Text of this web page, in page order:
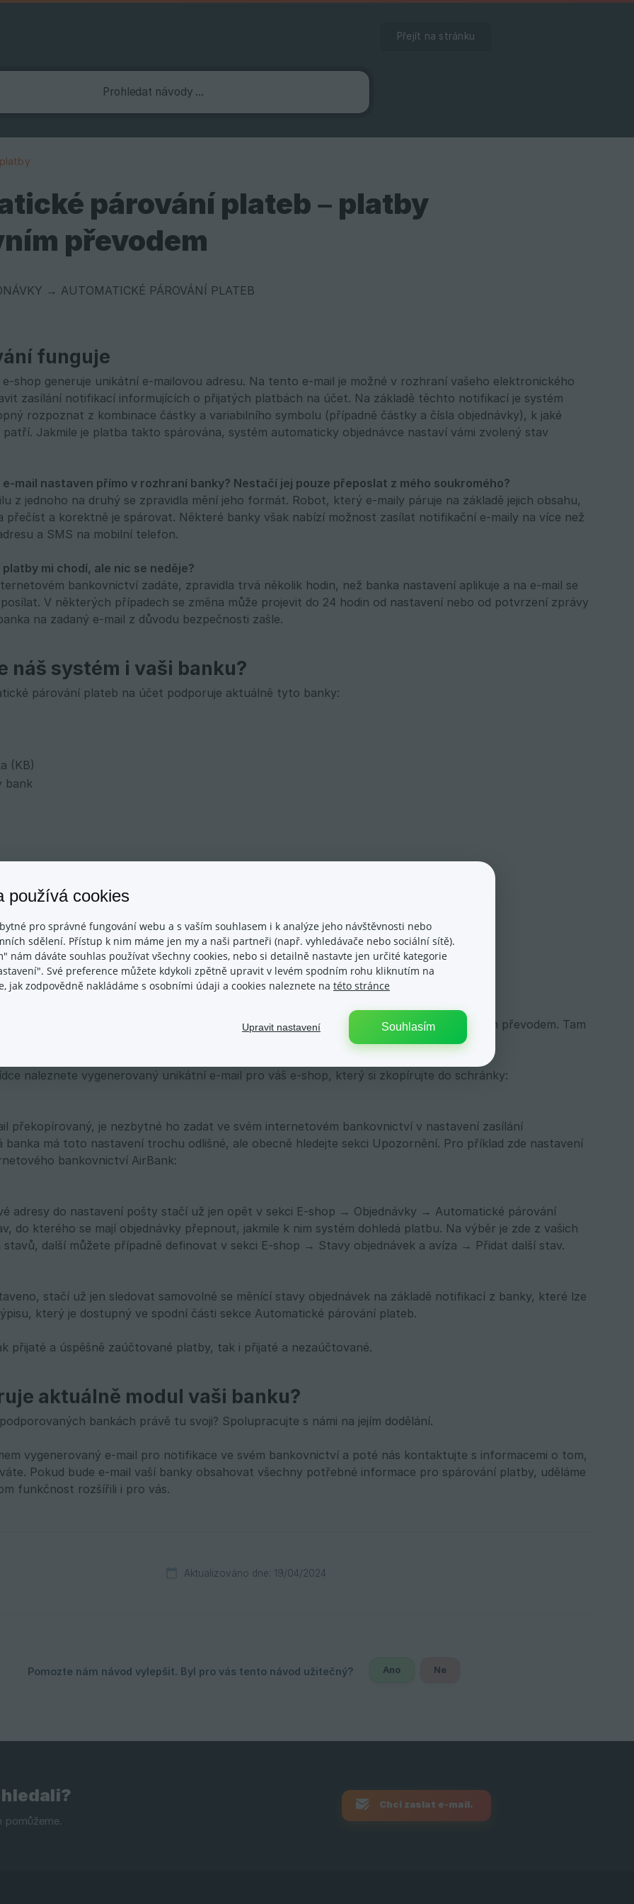
Přejít na stránku
párování plateb – platby
převodem
→ AUTOMATICKÉ PÁROVÁNÍ PLATEB
funguje
shop generuje unikátní e-mailovou adresu. Na tento e-mail je možné v rozhraní vašeho elektronického
zasílání notifikací informujících o přijatých platbách na účet. Na základě těchto notifikací je systém
rozpoznat z kombinace částky a variabilního symbolu (případně částky a čísla objednávky), k jaké
patří. Jakmile je platba takto spárována, systém automaticky objednávce nastaví vámi zvolený stav
mail nastaven přímo v rozhraní banky? Nestačí jej pouze přeposlat z mého soukromého?
z jednoho na druhý se zpravidla mění jeho formát. Robot, který e-maily páruje na základě jejich obsahu,
přečíst a korektně je spárovat. Některé banky však nabízí možnost zasílat notifikační e-maily na více než
a SMS na mobilní telefon.
platby mi chodí, ale nic se neděje?
bankovnictví zadáte, zpravidla trvá několik hodin, než banka nastavení aplikuje a na e-mail se
V některých případech se změna může projevit do 24 hodin od nastavení nebo od potvrzení zprávy
na zadaný e-mail z důvodu bezpečnosti zašle.
náš systém i vaši banku?
párování plateb na účet podporuje aktuálně tyto banky:
(KB)
bank
naleznete nabídku Automatické párování plateb → Párování plateb bankovním převodem. Tam
naleznete vygenerovaný unikátní e-mail pro váš e-shop, který si zkopírujte do schránky:
překopírovaný, je nezbytné ho zadat ve svém internetovém bankovnictví v nastavení zasílání
banka má toto nastavení trochu odlišné, ale obecně hledejte sekci Upozornění. Pro příklad zde nastavení
bankovnictví AirBank:
adresy do nastavení pošty stačí už jen opět v sekci E-shop → Objednávky → Automatické párování
do kterého se mají objednávky přepnout, jakmile k nim systém dohledá platbu. Na výběr je zde z vašich
další můžete případně definovat v sekci E-shop → Stavy objednávek a avíza → Přidat další stav.
stačí už jen sledovat samovolně se měnící stavy objednávek na základě notifikací z banky, které lze
který je dostupný ve spodní části sekce Automatické párování plateb.
přijaté a úspěšně zaúčtované platby, tak i přijaté a nezaúčtované.
aktuálně modul vaši banku?
bankách právě tu svoji? Spolupracujte s námi na jejím dodělání.
vygenerovaný e-mail pro notifikace ve svém bankovnictví a poté nás kontaktujte s informacemi o tom,
Pokud bude e-mail vaší banky obsahovat všechny potřebné informace pro spárování platby, uděláme
funkčnost rozšířili i pro vás.
Aktualizováno dne: 19/04/2024
Ano Ne
Chci zaslat e-mail.
používá cookies
pro správné fungování webu a s vaším souhlasem i k analýze jeho návštěvnosti nebo
sdělení. Přístup k nim máme jen my a naši partneři (např. vyhledávače nebo sociální sítě).
nám dáváte souhlas používat všechny cookies, nebo si detailně nastavte jen určité kategorie
Své preference můžete kdykoli zpětně upravit v levém spodním rohu kliknutím na
jak zodpovědně nakládáme s osobními údaji a cookies naleznete na této stránce
Souhlasím
Upravit nastavení